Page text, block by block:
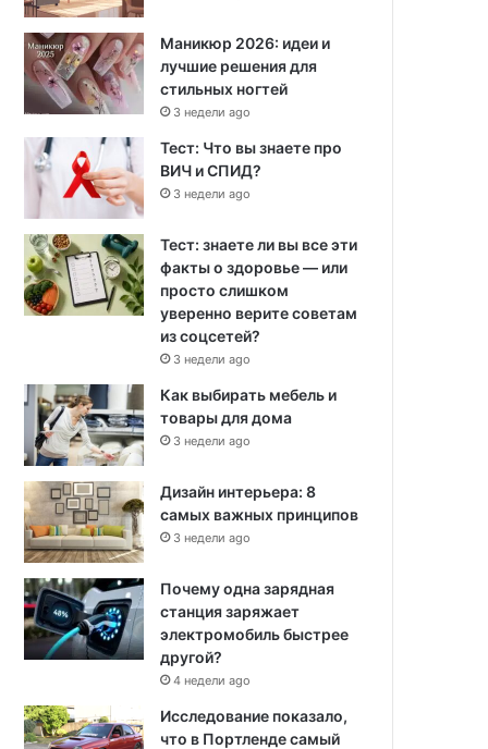
Маникюр 2026: идеи и
лучшие решения для
стильных ногтей
3 недели ago
Тест: Что вы знаете про
ВИЧ и СПИД?
3 недели ago
Тест: знаете ли вы все эти
факты о здоровье — или
просто слишком
уверенно верите советам
из соцсетей?
3 недели ago
Как выбирать мебель и
товары для дома
3 недели ago
Дизайн интерьера: 8
самых важных принципов
3 недели ago
Почему одна зарядная
станция заряжает
электромобиль быстрее
другой?
4 недели ago
Исследование показало,
что в Портленде самый